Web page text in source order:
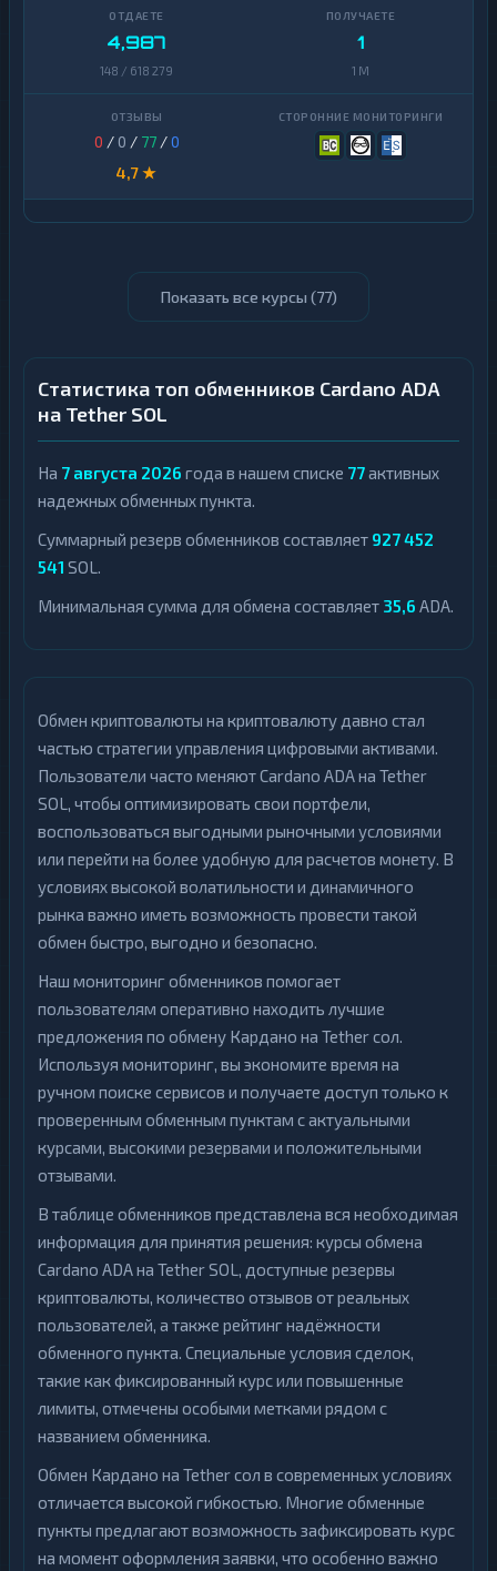
4,987
148 / 618 279
1
1 M
0 / 0 / 77/0
4,7 ★
Показать все курсы (77)
Статистика топ обменников Cardano ADA
на Tether SOL
На 7 августа 2026 года в нашем списке 77активных
надежных обменных пункта.
Суммарный резерв обменников составляет 927 452
541 SOL.
Минимальная сумма для обмена составляет 35,6 ADA.
Обмен криптовалюты на криптовалюту давно стал
частью стратегии управления цифровыми активами.
Пользователи часто меняют Cardano ADA на Tether
SOL, чтобы оптимизировать свои портфели,
воспользоваться выгодными рыночными условиями
или перейти на более удобную для расчетов монету. В
условиях высокой волатильности и динамичного
рынка важно иметь возможность провести такой
обмен быстро, выгодно и безопасно.
Наш мониторинг обменников помогает
пользователям оперативно находить лучшие
предложения по обмену Кардано на Tether сол.
Используя мониторинг, вы экономите время на
ручном поиске сервисов и получаете доступ только к
проверенным обменным пунктам с актуальными
курсами, высокими резервами и положительными
отзывами.
В таблице обменников представлена вся необходимая
информация для принятия решения: курсы обмена
Cardano ADA на Tether SOL, доступные резервы
криптовалюты, количество отзывов от реальных
пользователей, а также рейтинг надёжности
обменного пункта. Специальные условия сделок,
такие как фиксированный курс или повышенные
лимиты, отмечены особыми метками рядом с
названием обменника.
Обмен Кардано на Tether сол в современных условиях
отличается высокой гибкостью. Многие обменные
пункты предлагают возможность зафиксировать курс
на момент оформления заявки, что особенно важно